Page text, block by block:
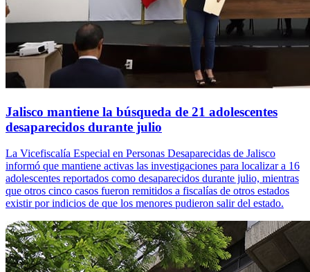
Jalisco mantiene la búsqueda de 21 adolescentes
desaparecidos durante julio
La Vicefiscalía Especial en Personas Desaparecidas de Jalisco
informó que mantiene activas las investigaciones para localizar a 16
adolescentes reportados como desaparecidos durante julio, mientras
que otros cinco casos fueron remitidos a fiscalías de otros estados
existir por indicios de que los menores pudieron salir del estado.